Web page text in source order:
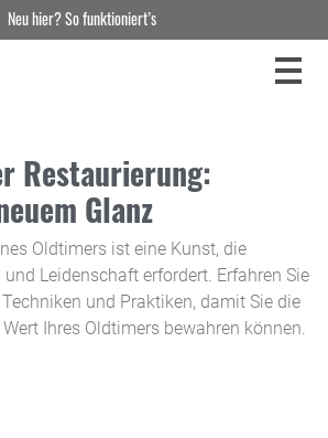
Restaurierung:
Glanz
Oldtimers ist eine Kunst, die
Leidenschaft erfordert. Erfahren Sie
und Praktiken, damit Sie die
Ihres Oldtimers bewahren können.
Neu hier? So funktioniert’s